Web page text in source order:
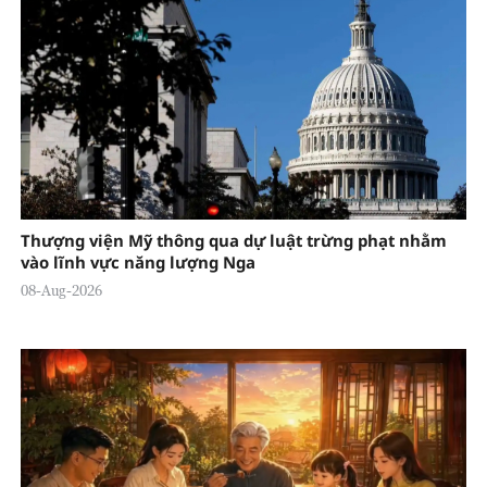
Thượng viện Mỹ thông qua dự luật trừng phạt nhằm
vào lĩnh vực năng lượng Nga
08-Aug-2026